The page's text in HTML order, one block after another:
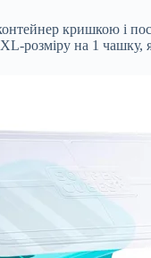
кришкою і
розміру на 1